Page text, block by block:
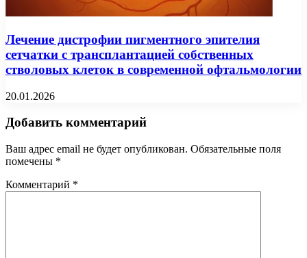
Лечение дистрофии пигментного эпителия
сетчатки с трансплантацией собственных
стволовых клеток в современной офтальмологии
20.01.2026
Добавить комментарий
Ваш адрес email не будет опубликован. Обязательные поля
помечены *
Комментарий *